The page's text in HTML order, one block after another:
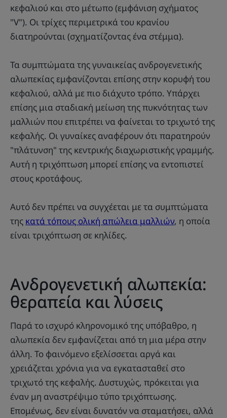
κεφαλιού και στο μέτωπο (εμφάνιση σχήματος
"V"). Οι τρίχες περιμετρικά του κρανίου
διατηρούνται (σχηματίζοντας ένα στέμμα).
Τα συμπτώματα της γυναικείας ανδρογενετικής
αλωπεκίας εμφανίζονται επίσης στην κορυφή του
κεφαλιού, αλλά με πιο διάχυτο τρόπο. Υπάρχει
επίσης μια σταδιακή μείωση της πυκνότητας των
μαλλιών που επιτρέπει να φαίνεται το τριχωτό της
κεφαλής. Οι γυναίκες αναφέρουν ότι παρατηρούν
"πλάτυνση" της κεντρικής διαχωριστικής γραμμής.
Αυτή η τριχόπτωση μπορεί επίσης να εντοπιστεί
στους κροτάφους.
Αυτό δεν πρέπει να συγχέεται με τα συμπτώματα
της κατά τόπους ολική απώλεια μαλλιών, η οποία
είναι τριχόπτωση σε κηλίδες.
Ανδρογενετική αλωπεκία:
θεραπεία και λύσεις
Παρά το ισχυρό κληρονομικό της υπόβαθρο, η
αλωπεκία δεν εμφανίζεται από τη μια μέρα στην
άλλη. Το φαινόμενο εξελίσσεται αργά και
χρειάζεται χρόνια για να εγκατασταθεί στο
τριχωτό της κεφαλής. Δυστυχώς, πρόκειται για
έναν μη αναστρέψιμο τύπο τριχόπτωσης.
Επομένως, δεν είναι δυνατόν να σταματήσει, αλλά